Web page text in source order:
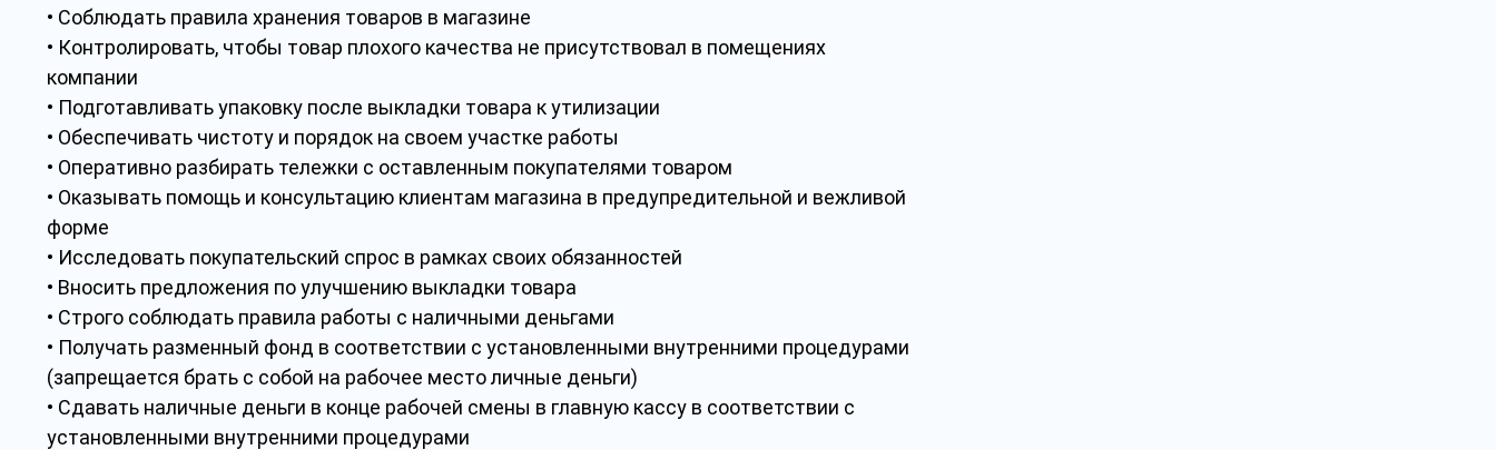
• Соблюдать правила хранения товаров в магазине
• Контролировать, чтобы товар плохого качества не присутствовал в помещениях
компании
• Подготавливать упаковку после выкладки товара к утилизации
• Обеспечивать чистоту и порядок на своем участке работы
• Оперативно разбирать тележки с оставленным покупателями товаром
• Оказывать помощь и консультацию клиентам магазина в предупредительной и вежливой
форме
• Исследовать покупательский спрос в рамках своих обязанностей
• Вносить предложения по улучшению выкладки товара
• Строго соблюдать правила работы с наличными деньгами
• Получать разменный фонд в соответствии с установленными внутренними процедурами
(запрещается брать с собой на рабочее место личные деньги)
• Сдавать наличные деньги в конце рабочей смены в главную кассу в соответствии с
установленными внутренними процедурами